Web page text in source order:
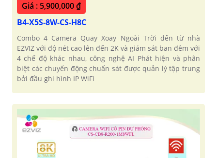
Giá : 5,900,000 ₫
B4-X5S-8W-CS-H8C
Combo 4 Camera Quay Xoay Ngoài Trời đến từ nhà
EZVIZ với độ nét cao lên đến 2K và giám sát ban đêm với
4 chế độ khác nhau, công nghệ AI Phát hiện và phân
biệt các chuyển động chuẩn sát được quản lý tập trung
bởi đầu ghi hình IP WiFi